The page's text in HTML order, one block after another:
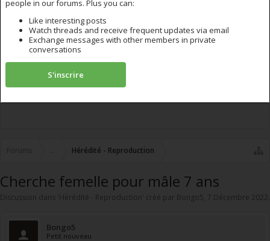
Hérédité - Reproduction
Cherche femelle pour mâle 7 ans
Discussion dans 'Hérédité - Reproduction' créé par Bongo5 , 7 Décembre 2022
Bongo5
Petit nouveau
people in our forums. Plus you can:
Like interesting posts
Watch threads and receive frequent updates via email
Exchange messages with other members in private
conversations
S'inscrire